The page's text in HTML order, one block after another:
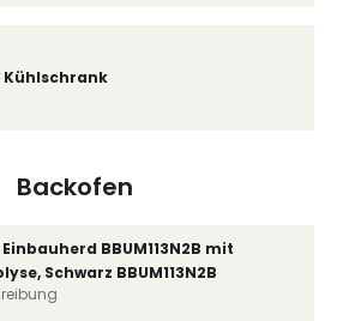
Kühlschrank
Backofen
Einbauherd BBUM113N2B mit
Schwarz BBUM113N2B